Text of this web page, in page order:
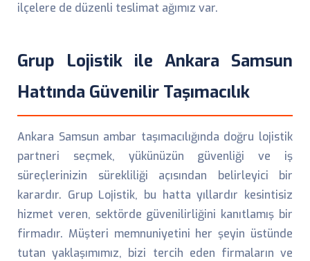
ilçelere de düzenli teslimat ağımız var.
Grup Lojistik ile Ankara Samsun
Hattında Güvenilir Taşımacılık
Ankara Samsun ambar taşımacılığında doğru lojistik
partneri seçmek, yükünüzün güvenliği ve iş
süreçlerinizin sürekliliği açısından belirleyici bir
karardır. Grup Lojistik, bu hatta yıllardır kesintisiz
hizmet veren, sektörde güvenilirliğini kanıtlamış bir
firmadır. Müşteri memnuniyetini her şeyin üstünde
tutan yaklaşımımız, bizi tercih eden firmaların ve